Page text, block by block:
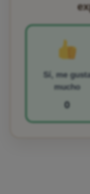
Sí, me
mucho
0